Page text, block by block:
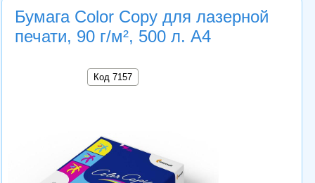
Бумага Color Copy для лазерной
печати, 90 г/м², 500 л. А4
Код 7157